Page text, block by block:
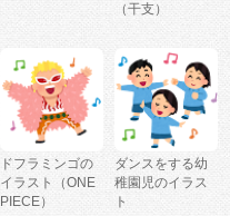
（干支）
ドフラミンゴの
イラスト（ONE
PIECE）
ダンスをする幼
稚園児のイラス
ト